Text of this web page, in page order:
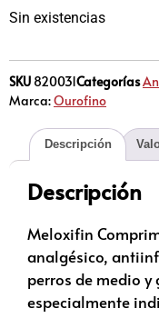
Sin existencias
SKU 820031Categorías
Marca:Ourofino
Descripción
Descripción
Meloxifin
analgésico,
perros de medio
especialmente